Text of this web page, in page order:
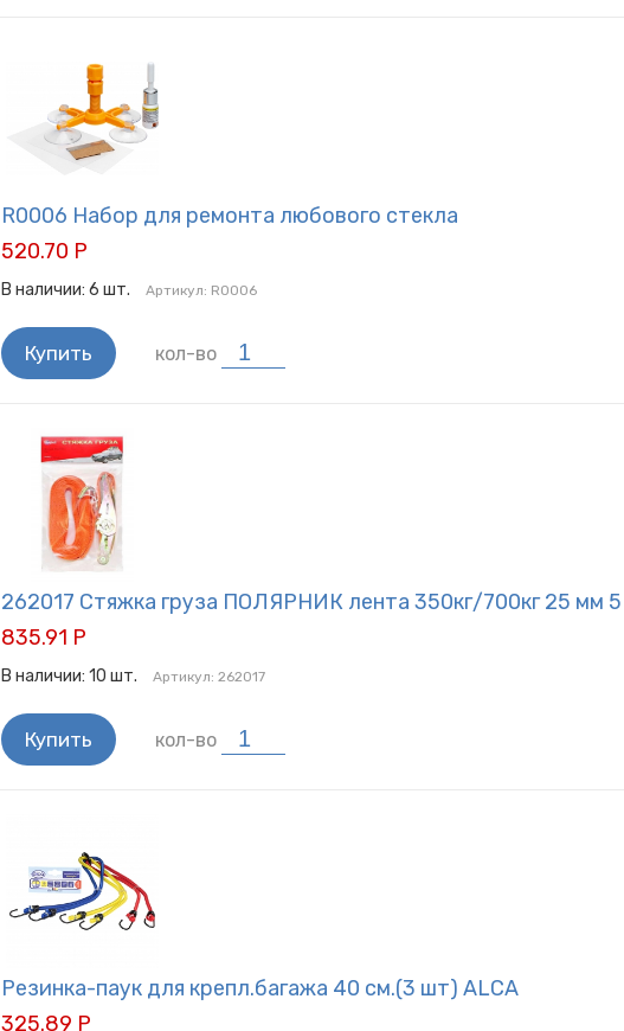
R0006 Набор для ремонта любового стекла
520.70 Р
В наличии: 6 шт. Артикул: R0006
Купить кол-во
262017 Стяжка груза ПОЛЯРНИК лента 350кг/700кг 25 мм
835.91 Р
В наличии: 10 шт. Артикул: 262017
Купить кол-во
Резинка-паук для крепл.багажа 40 см.(3 шт) ALCA
325.89 Р